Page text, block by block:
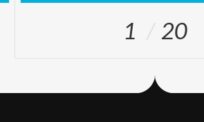
1 20